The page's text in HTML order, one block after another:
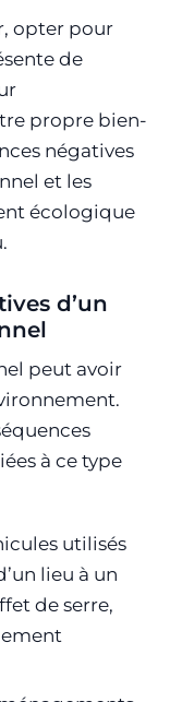
opter pour
de
propre bien-
négatives
et les
écologique
d’un
peut avoir
à ce type
utilisés
lieu à un
de serre,